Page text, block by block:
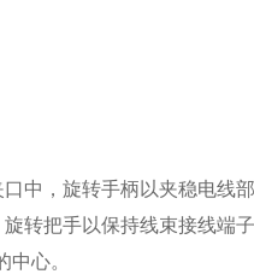
中，旋转手柄以夹稳电线
转把手以保持线束接线端子
心。